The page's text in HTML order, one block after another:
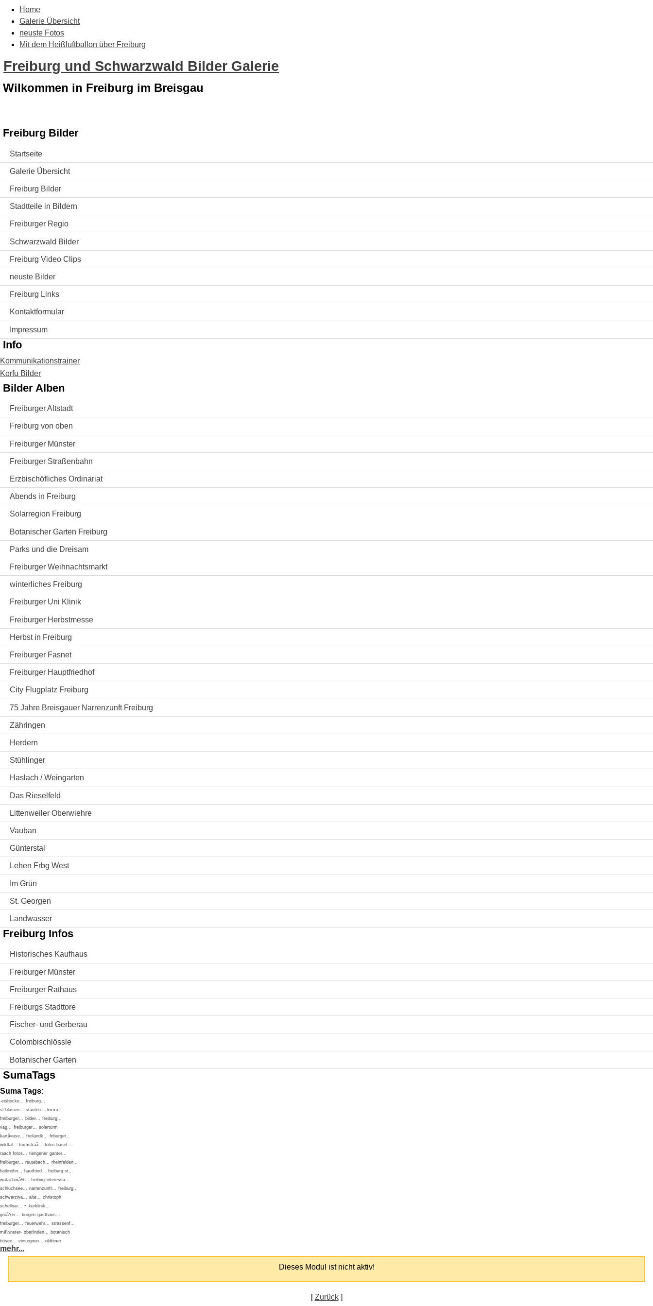
Home
Galerie Übersicht
neuste Fotos
Mit dem Heißluftballon über Freiburg
Freiburg und Schwarzwald Bilder Galerie
Wilkommen in Freiburg im Breisgau
Freiburg Bilder
Startseite
Galerie Übersicht
Freiburg Bilder
Stadtteile in Bildern
Freiburger Regio
Schwarzwald Bilder
Freiburg Video Clips
neuste Bilder
Freiburg Links
Kontaktformular
Impressum
Info
Kommunikationstrainer
Korfu Bilder
Bilder Alben
Freiburger Altstadt
Freiburg von oben
Freiburger Münster
Freiburger Straßenbahn
Erzbischöfliches Ordinariat
Abends in Freiburg
Solarregion Freiburg
Botanischer Garten Freiburg
Parks und die Dreisam
Freiburger Weihnachtsmarkt
winterliches Freiburg
Freiburger Uni Klinik
Freiburger Herbstmesse
Herbst in Freiburg
Freiburger Fasnet
Freiburger Hauptfriedhof
City Flugplatz Freiburg
75 Jahre Breisgauer Narrenzunft Freiburg
Zähringen
Herdern
Stühlinger
Haslach / Weingarten
Das Rieselfeld
Littenweiler Oberwiehre
Vauban
Günterstal
Lehen Frbg West
Im Grün
St. Georgen
Landwasser
Freiburg Infos
Historisches Kaufhaus
Freiburger Münster
Freiburger Rathaus
Freiburgs Stadttore
Fischer- und Gerberau
Colombischlössle
Botanischer Garten
SumaTags
Suma Tags:
-eishocke... freiburg...
st.blasien... staufen... krone
freiburger... bilder... freiburg...
vag... freiburger... solarturm
kartã¤use... freilandk... friburger...
wildtal... turmstraã... fotos basel...
raach fotos... tiengener ganter...
freiburger... reutebach... rheinfelden...
haibreihn... hautfried... freiburg st...
wutachmã½... freibirg interessa...
schluchsee... narrenzunft... freiburg...
schwarzwa... alte... christoph
schellnar... - kurklinik...
groãŸer... burgen gasthaus...
freiburger... feuerwehr... strassenf...
mã½nster- oberlinden... botanisch
titisee... einsegnun... oldtimer
mehr...
Dieses Modul ist nicht aktiv!
Zurück]